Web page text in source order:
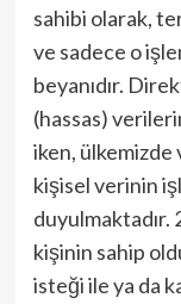
sahibi olarak,
ve sadece o
beyanıdır.
(hassas)
iken, ülkemizde
kişisel verinin
duyulmaktadır.
kişinin sahip
isteği ile ya da